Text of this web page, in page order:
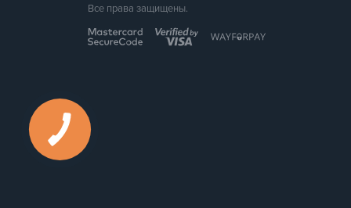
Все права защищены.